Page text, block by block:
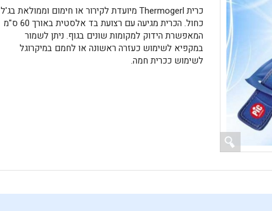
כרית Thermogerl מיועדת לקירור או חימום וממולאת בג'ל
כחול. הכרית מגיעה עם רצועת בד אלסטית באורך 60 ס"מ
המאפשרת הידוק למקומות שונים בגוף. ניתן לשמור
במקפיא לשימוש כעזרה ראשונה או לחמם במיקרוגל
לשימוש ככרית חמה.